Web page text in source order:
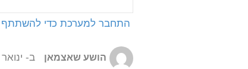
התחבר למערכת כדי להשתתף
הושע שאצמאן ב- ינואר 22, 2018 בשעה 11:42 am